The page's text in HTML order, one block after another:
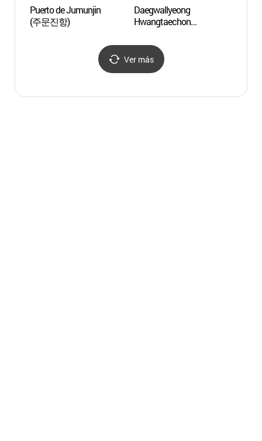
Puerto de Jumunjin
(주문진항)
Daegwallyeong
Hwangtaechon
Ver más